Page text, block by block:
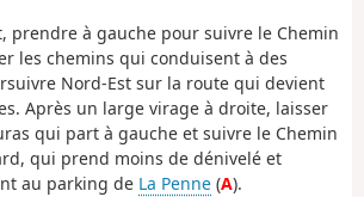
prendre à gauche pour suivre le Chemin
les chemins qui conduisent à des
Nord-Est sur la route qui devient
Après un large virage à droite, laisser
qui part à gauche et suivre le Chemin
qui prend moins de dénivelé et
au parking de La Penne (A).